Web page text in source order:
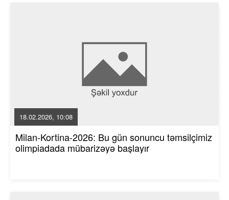
18.02.2026, 10:08
Milan-Kortina-2026: Bu gün sonuncu təmsilçimiz
olimpiadada mübarizəyə başlayır